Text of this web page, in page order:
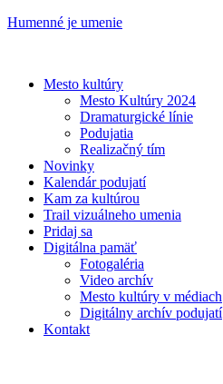
Humenné je umenie
Mesto kultúry
Mesto Kultúry 2024
Dramaturgické línie
Podujatia
Realizačný tím
Novinky
Kalendár podujatí
Kam za kultúrou
Trail vizuálneho umenia
Pridaj sa
Digitálna pamäť
Fotogaléria
Video archív
Mesto kultúry v médiach
Digitálny archív podujatí
Kontakt